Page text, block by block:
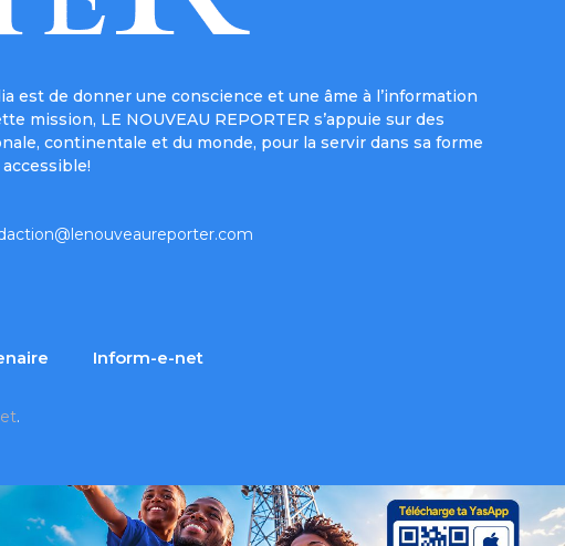
est de donner une conscience et une âme à l’information
mission, LE NOUVEAU REPORTER s’appuie sur des
continentale et du monde, pour la servir dans sa forme
Inform-e-net
.